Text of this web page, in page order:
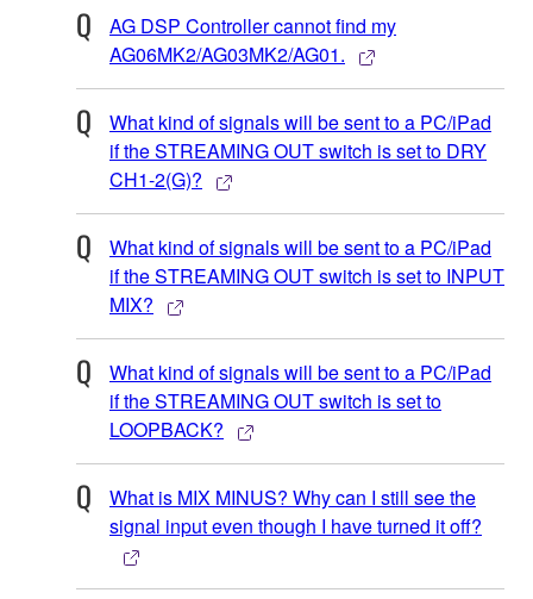
AG DSP Controller cannot find my
AG06MK2/AG03MK2/AG01.
What kind of signals will be sent to a PC/iPad
if the STREAMING OUT switch is set to DRY
CH1-2(G)?
What kind of signals will be sent to a PC/iPad
if the STREAMING OUT switch is set to INPUT
MIX?
What kind of signals will be sent to a PC/iPad
if the STREAMING OUT switch is set to
LOOPBACK?
What is MIX MINUS? Why can I still see the
signal input even though I have turned it off?